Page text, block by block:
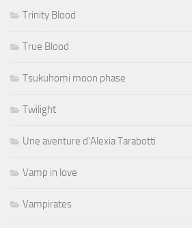
Trinity Blood
True Blood
Tsukuhomi moon phase
Twilight
Une aventure d'Alexia Tarabotti
Vamp in love
Vampirates